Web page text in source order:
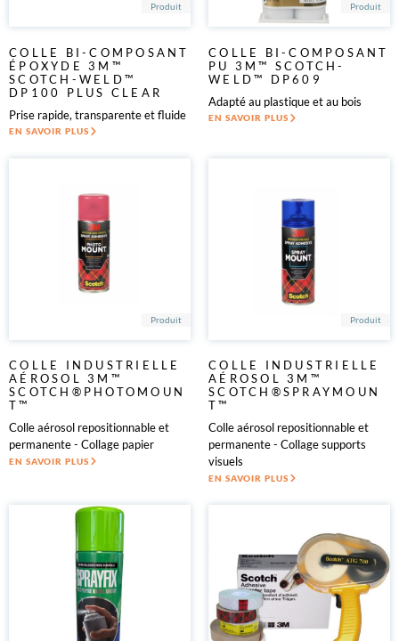
Véhicules spéciaux
Verre & cloison
Produit
COLLE BI-COMPOSANT
ÉPOXYDE 3M™
SCOTCH-WELD™
DP100 PLUS CLEAR
Prise rapide, transparente et fluide
EN SAVOIR PLUS
Produit
COLLE BI-COMPOSANT
PU 3M™ SCOTCH-
WELD™ DP609
Adapté au plastique et au bois
EN SAVOIR PLUS
Produit
COLLE INDUSTRIELLE
AÉROSOL 3M™
SCOTCH®PHOTOMOUN
T™
Colle aérosol repositionnable et
permanente - Collage papier
EN SAVOIR PLUS
Produit
COLLE INDUSTRIELLE
AÉROSOL 3M™
SCOTCH®SPRAYMOUN
T™
Colle aérosol repositionnable et
permanente - Collage supports
visuels
EN SAVOIR PLUS